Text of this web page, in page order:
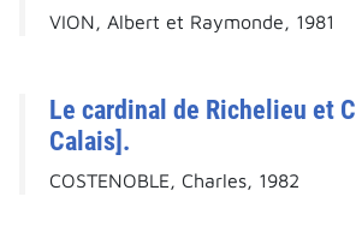
VION, Albert et Raymonde, 1981
Le cardinal de Richelieu et
Calais].
COSTENOBLE, Charles, 1982